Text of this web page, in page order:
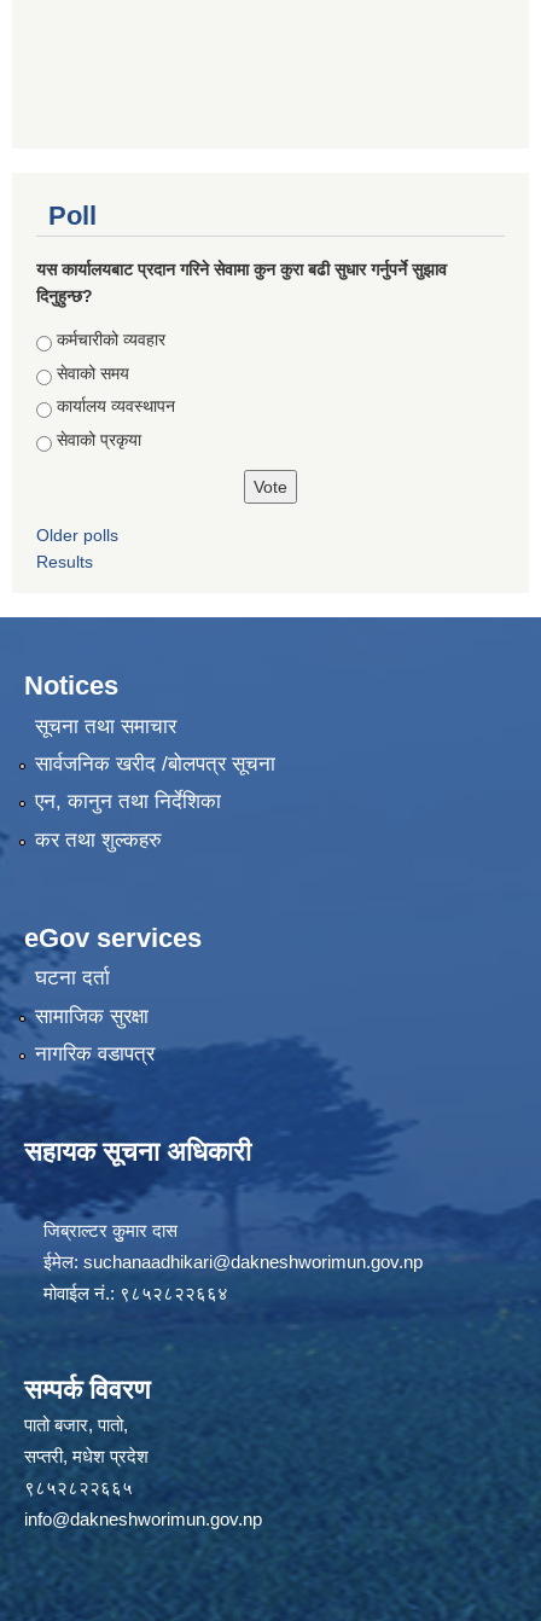
Poll
यस कार्यालयबाट प्रदान गरिने सेवामा कुन कुरा बढी सुधार गर्नुपर्ने सुझाव
दिनुहुन्छ?
Choices
कर्मचारीको व्यवहार
सेवाको समय
कार्यालय व्यवस्थापन
सेवाको प्रकृया
Older polls
Results
Notices
सूचना तथा समाचार
सार्वजनिक खरीद /बोलपत्र सूचना
एन, कानुन तथा निर्देशिका
कर तथा शुल्कहरु
eGov services
घटना दर्ता
सामाजिक सुरक्षा
नागरिक वडापत्र
सहायक सूचना अधिकारी
जिब्राल्टर कुुमार दास
ईमेल: suchanaadhikari@dakneshworimun.gov.np
मोवाईल नं.: ९८५२८२२६६४
सम्पर्क विवरण
पातो बजार, पातो,
सप्तरी, मधेश प्रदेश
९८५२८२२६६५
info@dakneshworimun.gov.np